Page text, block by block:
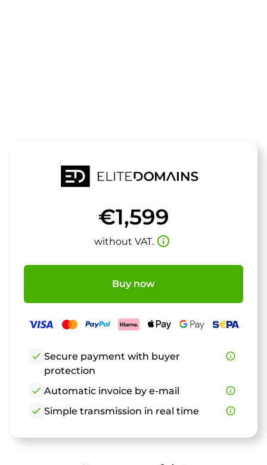
€1,599
without VAT. info_outline
Buy now
check Secure payment with buyer
protection
info_outline
check Automatic invoice by e-mail
info_outline
check Simple transmission in real time info_outline